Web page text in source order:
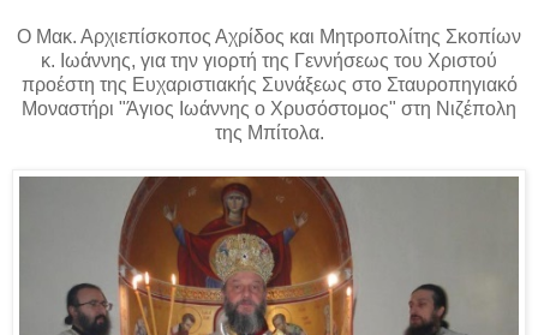
Ο Μακ. Αρχιεπίσκοπος Αχρίδος και Μητροπολίτης Σκοπίων
κ. Ιωάννης, για την γιορτή της Γεννήσεως του Χριστού
προέστη της Ευχαριστιακής Συνάξεως στο Σταυροπηγιακό
Μοναστήρι "Άγιος Ιωάννης ο Χρυσόστομος" στη Νιζέπολη
της Μπίτολα.